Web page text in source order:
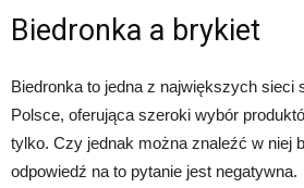
Biedronka a brykiet
Biedronka to jedna z największych sieci
Polsce, oferująca szeroki wybór
tylko. Czy jednak można znaleźć w niej
odpowiedź na to pytanie jest negatywna.